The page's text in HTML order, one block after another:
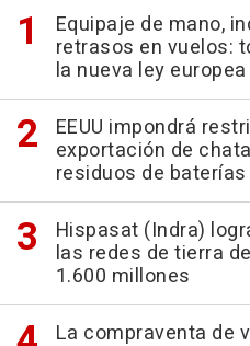
Equipaje de mano,
retrasos en vuelos:
la nueva ley
EEUU impondrá
exportación de
residuos de baterías
Hispasat (Indra)
las redes de tierra
1.600 millones
La compraventa de